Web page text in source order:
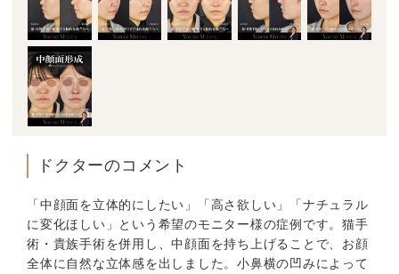
ドクターのコメント
「中顔面を立体的にしたい」「高さ欲しい」「ナチュラル
に変化ほしい」という希望のモニター様の症例です。猫手
術・貴族手術を併用し、中顔面を持ち上げることで、お顔
全体に自然な立体感を出しました。小鼻横の凹みによって